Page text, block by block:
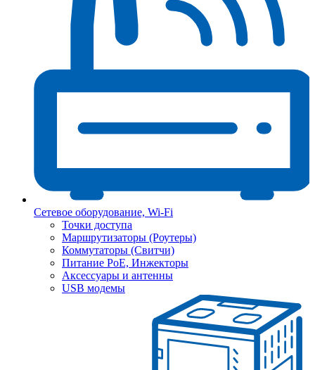
Сетевое оборудование, Wi-Fi
Точки доступа
Маршрутизаторы (Роутеры)
Коммутаторы (Свитчи)
Питание PoE, Инжекторы
Аксессуары и антенны
USB модемы